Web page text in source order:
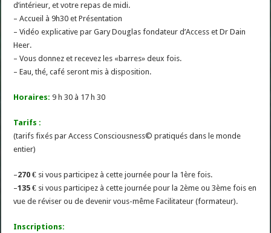
d’intérieur, et votre repas de midi.
– Accueil à 9h30 et Présentation
– Vidéo explicative par Gary Douglas fondateur d’Access et Dr Dain
Heer.
– Vous donnez et recevez les «barres» deux fois.
– Eau, thé, café seront mis à disposition.
Horaires: 9 h 30 à 17 h 30
Tarifs :
(tarifs fixés par Access Consciousness© pratiqués dans le monde
entier)
–270 € si vous participez à cette journée pour la 1ère fois.
–135 € si vous participez à cette journée pour la 2ème ou 3ème fois en
vue de réviser ou de devenir vous-même Facilitateur (formateur).
Inscriptions: